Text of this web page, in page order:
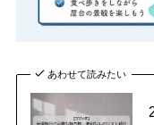
あわせて読みたい